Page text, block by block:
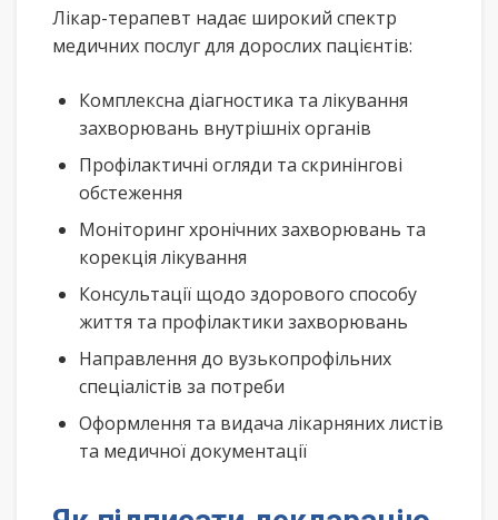
Лікар-терапевт надає широкий спектр
медичних послуг для дорослих пацієнтів:
Комплексна діагностика та лікування
захворювань внутрішніх органів
Профілактичні огляди та скринінгові
обстеження
Моніторинг хронічних захворювань та
корекція лікування
Консультації щодо здорового способу
життя та профілактики захворювань
Направлення до вузькопрофільних
спеціалістів за потреби
Оформлення та видача лікарняних листів
та медичної документації